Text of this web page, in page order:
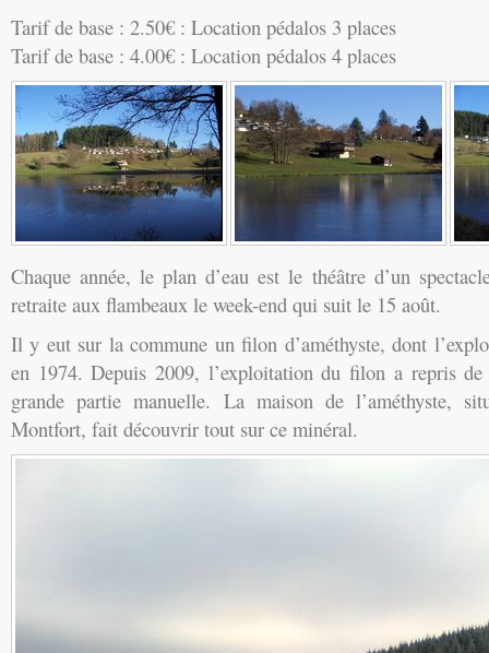
Tarif de base : 2.50€ : Location pédalos 3 places
Tarif de base : 4.00€ : Location pédalos 4 places
Chaque année, le plan d’eau est le théâtre d’un
retraite aux flambeaux le week-end qui suit le 15 août.
Il y eut sur la commune un filon d’améthyste, dont
en 1974. Depuis 2009, l’exploitation du filon a repris de
grande partie manuelle. La maison de l’améthyste,
Montfort, fait découvrir tout sur ce minéral.